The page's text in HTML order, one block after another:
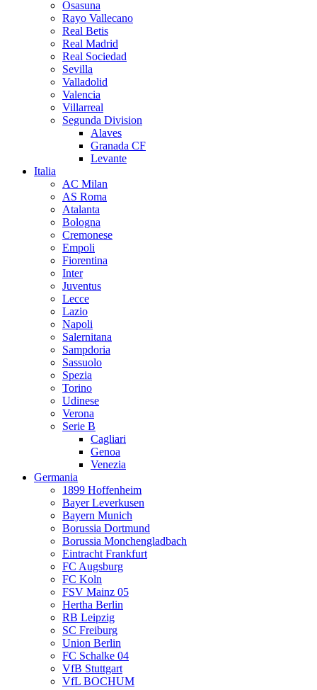
Osasuna
Rayo Vallecano
Real Betis
Real Madrid
Real Sociedad
Sevilla
Valladolid
Valencia
Villarreal
Segunda Division
Alaves
Granada CF
Levante
Italia
AC Milan
AS Roma
Atalanta
Bologna
Cremonese
Empoli
Fiorentina
Inter
Juventus
Lecce
Lazio
Napoli
Salernitana
Sampdoria
Sassuolo
Spezia
Torino
Udinese
Verona
Serie B
Cagliari
Genoa
Venezia
Germania
1899 Hoffenheim
Bayer Leverkusen
Bayern Munich
Borussia Dortmund
Borussia Monchengladbach
Eintracht Frankfurt
FC Augsburg
FC Koln
FSV Mainz 05
Hertha Berlin
RB Leipzig
SC Freiburg
Union Berlin
FC Schalke 04
VfB Stuttgart
VfL BOCHUM